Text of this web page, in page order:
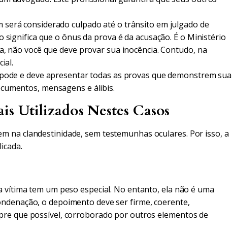
considerado culpado até o trânsito em julgado de
significa que o ônus da prova é da acusação. É o Ministério
não você que deve provar sua inocência. Contudo, na
e deve apresentar todas as provas que demonstrem sua
mensagens e álibis.
Utilizados Nestes Casos
na clandestinidade, sem testemunhas oculares. Por isso, a
vítima tem um peso especial. No entanto, ela não é uma
o depoimento deve ser firme, coerente,
que possível, corroborado por outros elementos de